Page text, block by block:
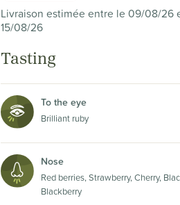
Livraison estimée entre le 09/08/26
15/08/26
Tasting
To the eye
Brilliant ruby
Nose
Red berries, Strawberry, Cherry,
Blackberry